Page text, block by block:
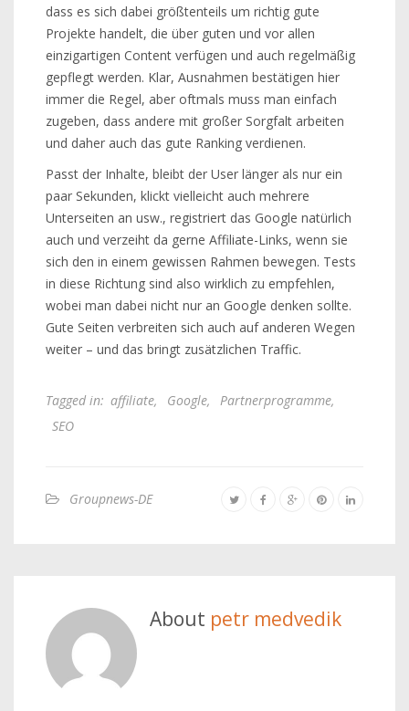
dass es sich dabei größtenteils um richtig gute
Projekte handelt, die über guten und vor allen
einzigartigen Content verfügen und auch regelmäßig
gepflegt werden. Klar, Ausnahmen bestätigen hier
immer die Regel, aber oftmals muss man einfach
zugeben, dass andere mit großer Sorgfalt arbeiten
und daher auch das gute Ranking verdienen.
Passt der Inhalte, bleibt der User länger als nur ein
paar Sekunden, klickt vielleicht auch mehrere
Unterseiten an usw., registriert das Google natürlich
auch und verzeiht da gerne Affiliate-Links, wenn sie
sich den in einem gewissen Rahmen bewegen. Tests
in diese Richtung sind also wirklich zu empfehlen,
wobei man dabei nicht nur an Google denken sollte.
Gute Seiten verbreiten sich auch auf anderen Wegen
weiter – und das bringt zusätzlichen Traffic.
Tagged in: affiliate, Google, Partnerprogramme,
SEO
Groupnews-DE
About petr medvedik